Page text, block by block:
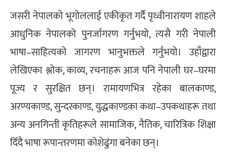
जसरी नेपालको भूगोललाई एकीकृत गर्दै पृथ्वीनारायण शाहले
आधुनिक नेपालको पुनर्जागरण गर्नुभयो, त्यसै गरी नेपाली
भाषा–साहित्यको जागरण भानुभक्तले गर्नुभयो। उहाँद्वारा
लेखिएका श्लोक, काव्य, रचनाहरू आज पनि नेपाली घर–घरमा
पूज्य र सुरक्षित छन्। रामायणभित्र रहेका बालकाण्ड,
अरण्यकाण्ड, सुन्दरकाण्ड, युद्धकाण्डका कथा–उपकथाहरू तथा
अन्य अनगिन्ती कृतिहरूले सामाजिक, नैतिक, चारित्रिक शिक्षा
दिँदै भाषा रूपान्तरणमा कोशेढुंगा बनेका छन्।